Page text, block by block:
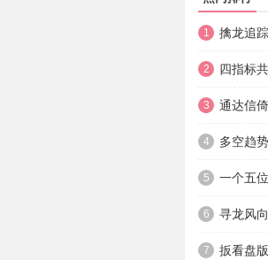
1 擒龙追
2
3 通达信
4 多空趋
5
6 寻龙风
7 扳看盘